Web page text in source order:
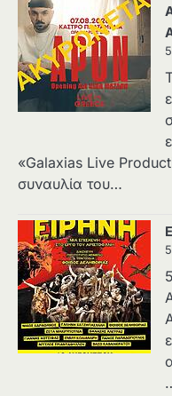
«Galaxias Live
συναυλία του…